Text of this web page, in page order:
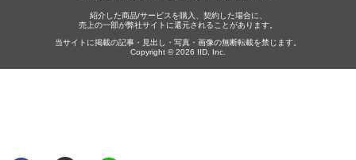
紹介した商品/サービスを購入、契約した場合に、
売上の一部が弊社サイトに還元されることがあります。
当サイトに掲載の記事・見出し・写真・画像の無断転載を禁じます。
Copyright © 2026 IID, Inc.